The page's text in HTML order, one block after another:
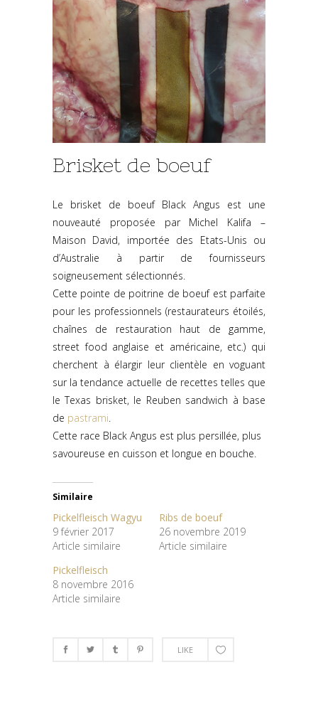
Brisket de boeuf
Le brisket de boeuf Black Angus est une
nouveauté proposée par Michel Kalifa –
Maison David, importée des Etats-Unis ou
d’Australie à partir de fournisseurs
soigneusement sélectionnés.
Cette pointe de poitrine de boeuf est parfaite
pour les professionnels (restaurateurs étoilés,
chaînes de restauration haut de gamme,
street food anglaise et américaine, etc.) qui
cherchent à élargir leur clientèle en voguant
sur la tendance actuelle de recettes telles que
le Texas brisket, le Reuben sandwich à base
de pastrami.
Cette race Black Angus est plus persillée, plus
savoureuse en cuisson et longue en bouche.
Similaire
Pickelfleisch Wagyu
9 février 2017
Article similaire
Ribs de boeuf
26 novembre 2019
Article similaire
Pickelfleisch
8 novembre 2016
Article similaire
LIKE